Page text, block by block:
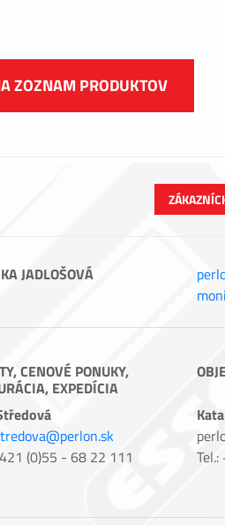
ZOZNAM PRODUKTOV
JADLOŠOVÁ
CENOVÉ PONUKY,
EXPEDÍCIA
(0)55 - 68 22 111